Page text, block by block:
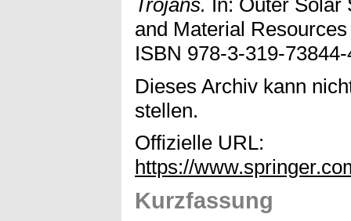
and Material
ISBN 978-3-319-
Dieses Archiv kann
stellen.
Offizielle URL:
https://
Kurzfassung